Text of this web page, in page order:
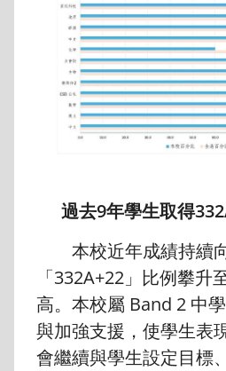
過去9年學生取得
本校近年成績持續
「332A+22」比例攀升
高。本校屬 Band 2 中
與加強支援，使學生表
會繼續與學生設定目標